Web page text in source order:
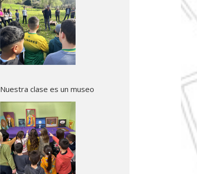
Nuestra clase es un museo